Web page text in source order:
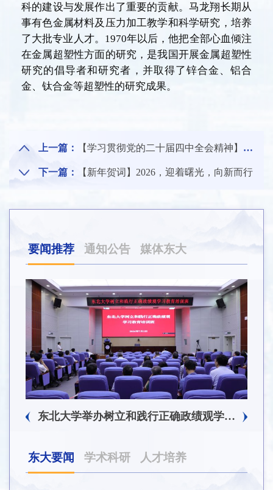
科的建设与发展作出了重要的贡献。马龙翔长期从
事有色金属材料及压力加工教学和科学研究，培养
了大批专业人才。1970年以后，他把全部心血倾注
在金属超塑性方面的研究，是我国开展金属超塑性
研究的倡导者和研究者，并取得了锌合金、铝合
金、钛合金等超塑性的研究成果。
上一篇： 【学习贯彻党的二十届四中全会精神】破局·优化·筑基：学位授予点建设谱新篇
下一篇： 【新年贺词】2026，迎着曙光，向新而行
要闻推荐 通知公告 媒体东大
东北大学举办树立和践行正确政绩观学习教育培训班
东大要闻 学术科研 人才培养